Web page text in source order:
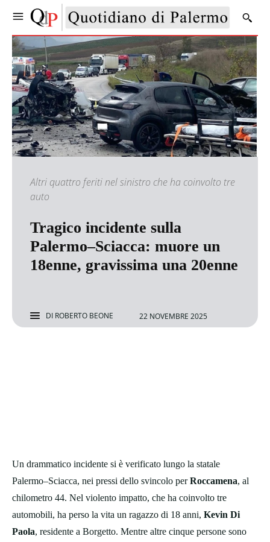
Altri quattro feriti nel sinistro che ha coinvolto tre
auto
Tragico incidente sulla
Palermo–Sciacca: muore un
18enne, gravissima una 20enne
DI ROBERTO BEONE 22 NOVEMBRE 2025
Un drammatico incidente si è verificato lungo la statale
Palermo–Sciacca, nei pressi dello svincolo perRoccamena, al
chilometro 44. Nel violento impatto, che ha coinvolto tre
automobili, ha perso la vita un ragazzo di 18 anni, Kevin Di
Paola, residente a Borgetto. Mentre altre cinque persone sono